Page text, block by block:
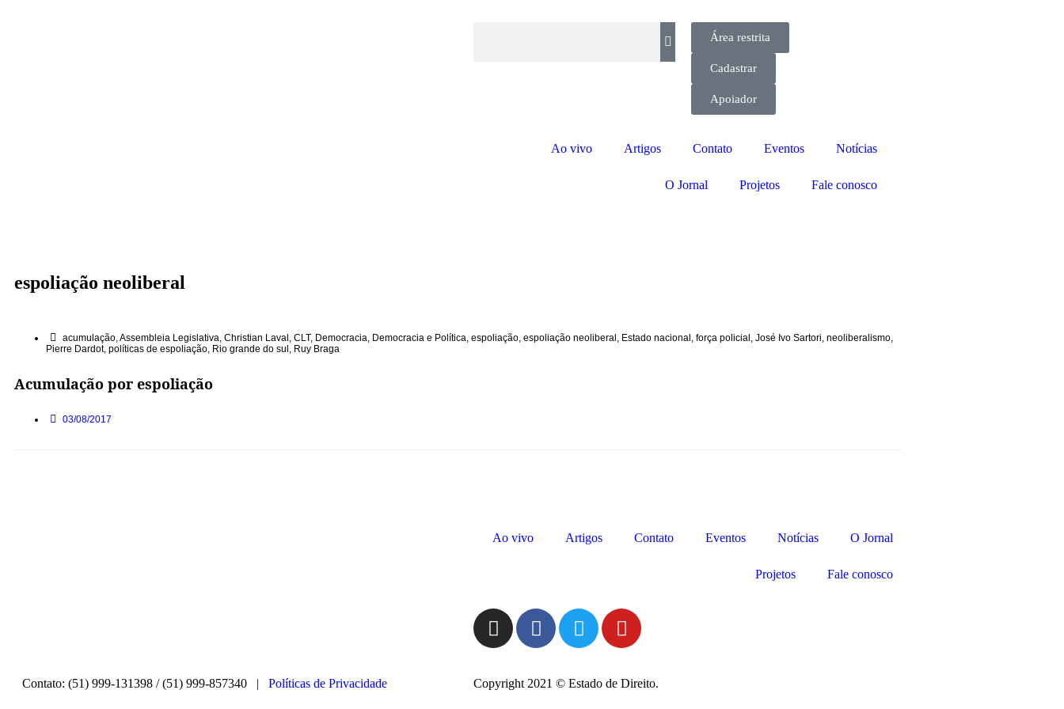
Área restrita
Cadastrar
Apoiador
Ao vivo Artigos Contato Eventos Notícias
O Jornal Projetos Fale conosco
espoliação neoliberal
acumulação,Assembleia Legislativa, Christian Laval , CLT, Democracia, Democracia e Política, espoliação, espoliação neoliberal , Estado nacional , força policial , José Ivo Sartori, neoliberalismo,
Pierre Dardot, políticas de espoliação, Rio grande do sul , Ruy Braga
Acumulação por espoliação
03/08/2017
Ao vivo Artigos Contato Eventos Notícias O Jornal
Projetos Fale conosco
Contato: (51) 999-131398 / (51) 999-857340 | Políticas de Privacidade Copyright 2021 © Estado de Direito.